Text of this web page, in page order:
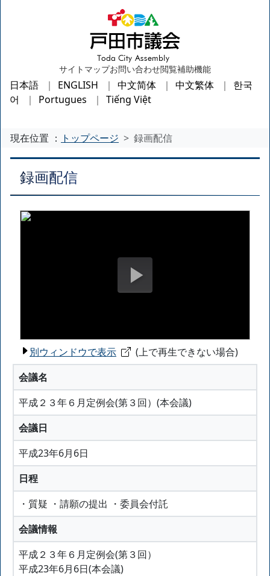
サイトマップお問い合わせ閲覧補助機能
日本語 ENGLISH 中文简体 中文繁体
한국
어
Portugues Tiếng Việt
現在位置 ： トップページ 録画配信
録画配信
別ウィンドウで表示
(上で再生できない場合)
会議名
平成２３年６月定例会(第３回）(本会議)
会議日
平成23年6月6日
日程
・質疑 ・請願の提出 ・委員会付託
会議情報
平成２３年６月定例会(第３回）
平成23年6月6日(本会議)